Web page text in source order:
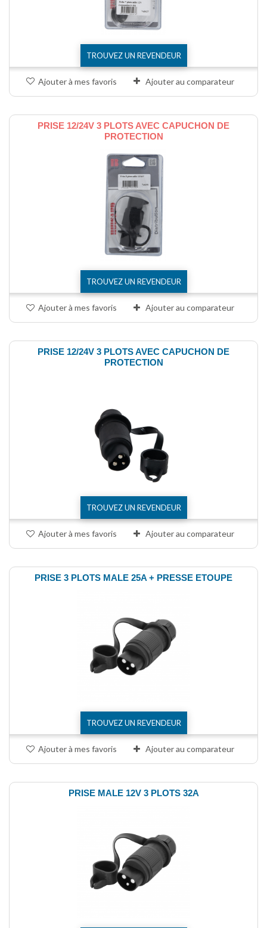
TROUVEZ UN REVENDEUR
Ajouter à mes favoris Ajouter au comparateur
PRISE 12/24V 3 PLOTS AVEC CAPUCHON DE
PROTECTION
TROUVEZ UN REVENDEUR
Ajouter à mes favoris Ajouter au comparateur
PRISE 12/24V 3 PLOTS AVEC CAPUCHON DE
PROTECTION
TROUVEZ UN REVENDEUR
Ajouter à mes favoris Ajouter au comparateur
PRISE 3 PLOTS MALE 25A + PRESSE ETOUPE
TROUVEZ UN REVENDEUR
Ajouter à mes favoris Ajouter au comparateur
PRISE MALE 12V 3 PLOTS 32A